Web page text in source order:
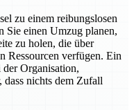
zu einem reibungslosen
Sie einen Umzug planen,
zu holen, die über
Ressourcen verfügen. Ein
der Organisation,
nichts dem Zufall